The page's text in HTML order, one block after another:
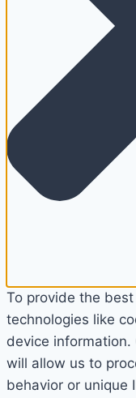
To provide the
technologies like
device
will allow us to
behavior or unique